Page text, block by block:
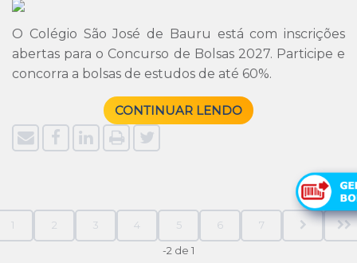
O Colégio São José de Bauru está com inscrições
abertas para o Concurso de Bolsas 2027. Participe e
concorra a bolsas de estudos de até 60%.
CONTINUAR LENDO
1 2 3 4 5 6 7
-2 de 1